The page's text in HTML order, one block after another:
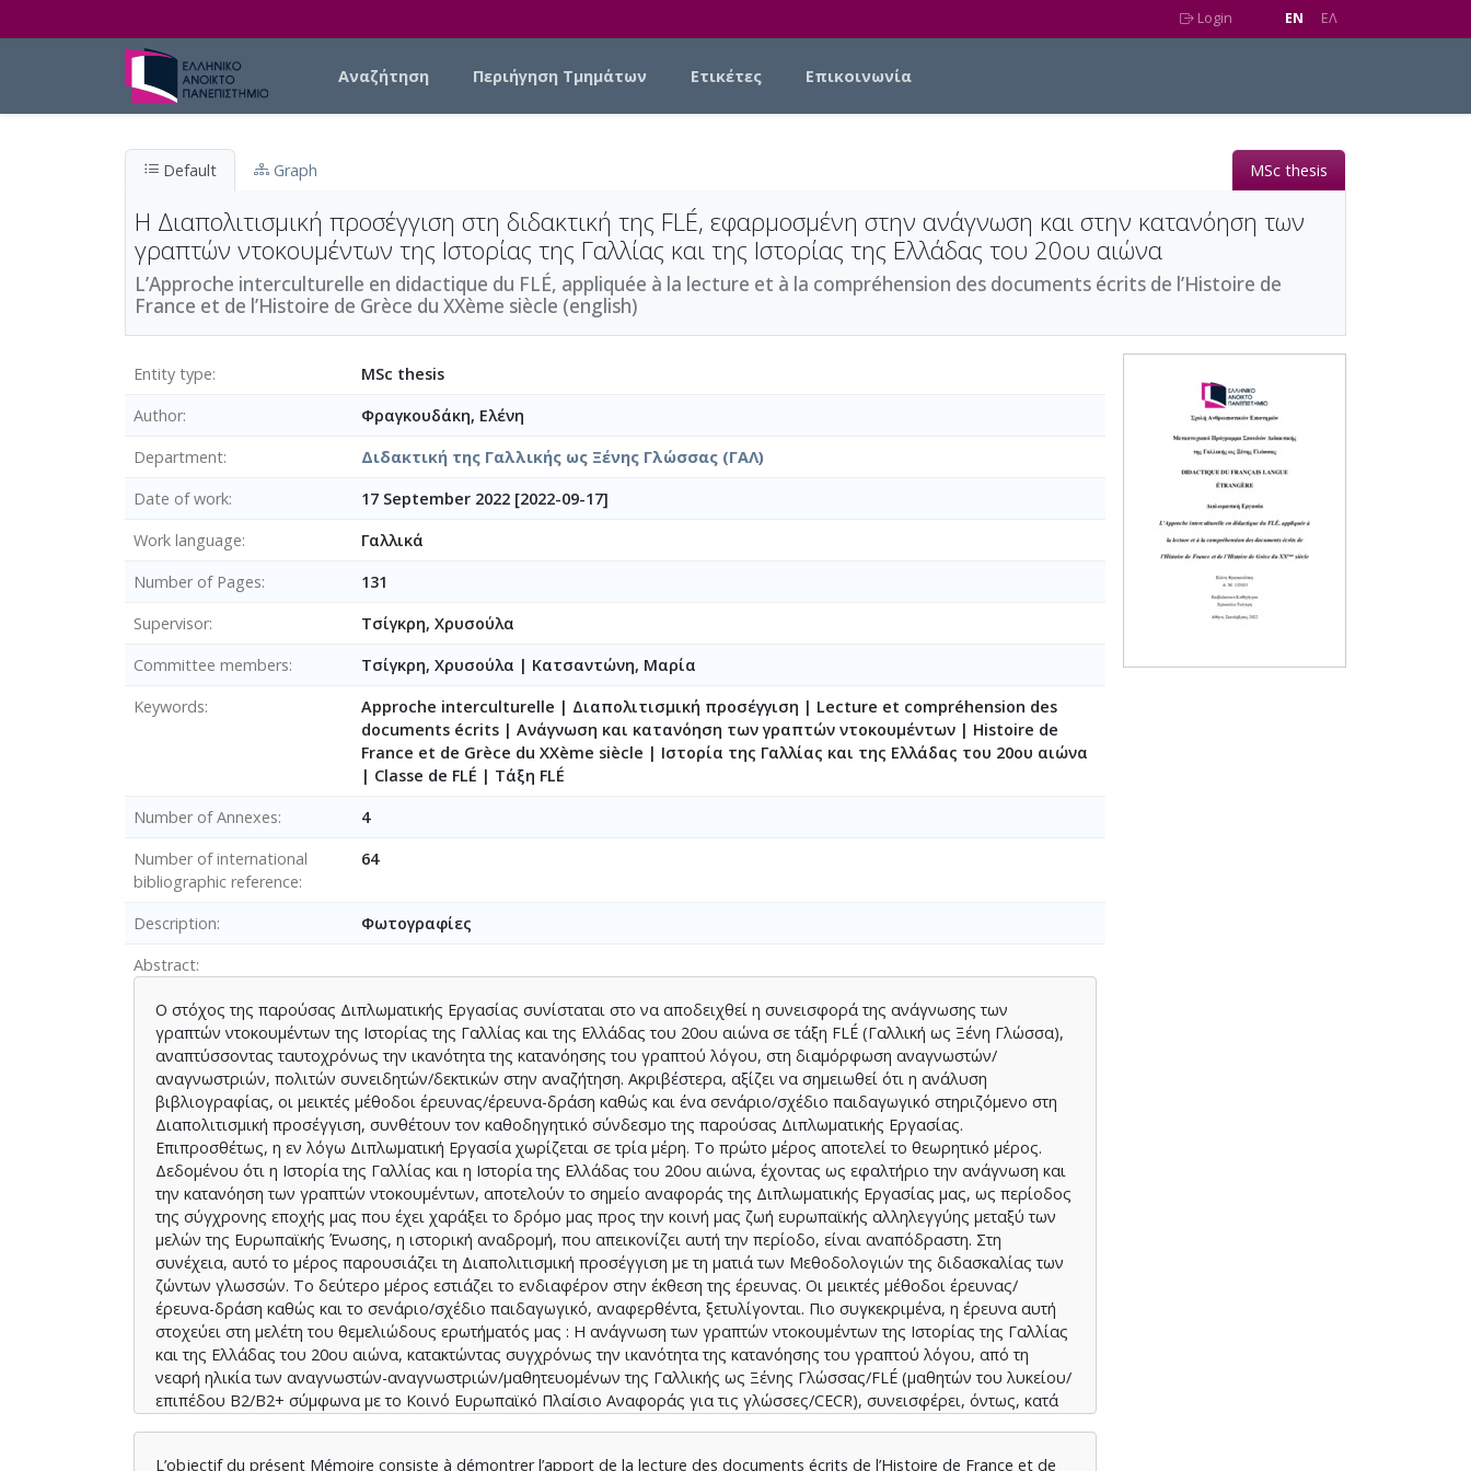
Login EN EΛ
Αναζήτηση Περιήγηση Τμημάτων Ετικέτες Επικοινωνία
Default Graph MSc thesis
Η Διαπολιτισμική προσέγγιση στη διδακτική της FLÉ, εφαρμοσμένη στην ανάγνωση και στην κατανόηση των
γραπτών ντοκουμέντων της Ιστορίας της Γαλλίας και της Ιστορίας της Ελλάδας του 20ου αιώνα
L’Approche interculturelle en didactique du FLÉ, appliquée à la lecture et à la compréhension des documents écrits de l’Histoire de
France et de l’Histoire de Grèce du XXème siècle (english)
Entity type
MSc thesis
Author
Φραγκουδάκη, Ελένη
Department
Διδακτική της Γαλλικής ως Ξένης Γλώσσας (ΓΑΛ)
Date of work
17 September 2022 [2022-09-17]
Work language
Γαλλικά
Number of Pages
131
Supervisor
Τσίγκρη, Χρυσούλα
Committee members
Τσίγκρη, Χρυσούλα | Κατσαντώνη, Μαρία
Keywords
Approche interculturelle | Διαπολιτισμική προσέγγιση | Lecture et compréhension des
documents écrits | Ανάγνωση και κατανόηση των γραπτών ντοκουμέντων | Histoire de
France et de Grèce du XXème siècle | Ιστορία της Γαλλίας και της Ελλάδας του 20ου αιώνα
| Classe de FLÉ | Τάξη FLÉ
Number of Annexes
4
Number of international
bibliographic reference
64
Description
Φωτογραφίες
Abstract
Ο στόχος της παρούσας Διπλωματικής Εργασίας συνίσταται στο να αποδειχθεί η συνεισφορά της ανάγνωσης των
γραπτών ντοκουμέντων της Ιστορίας της Γαλλίας και της Ελλάδας του 20ου αιώνα σε τάξη FLÉ (Γαλλική ως Ξένη Γλώσσα),
αναπτύσσοντας ταυτοχρόνως την ικανότητα της κατανόησης του γραπτού λόγου, στη διαμόρφωση αναγνωστών/
αναγνωστριών, πολιτών συνειδητών/δεκτικών στην αναζήτηση. Ακριβέστερα, αξίζει να σημειωθεί ότι η ανάλυση
βιβλιογραφίας, οι μεικτές μέθοδοι έρευνας/έρευνα-δράση καθώς και ένα σενάριο/σχέδιο παιδαγωγικό στηριζόμενο στη
Διαπολιτισμική προσέγγιση, συνθέτουν τον καθοδηγητικό σύνδεσμο της παρούσας Διπλωματικής Εργασίας.
Επιπροσθέτως, η εν λόγω Διπλωματική Εργασία χωρίζεται σε τρία μέρη. Το πρώτο μέρος αποτελεί το θεωρητικό μέρος.
Δεδομένου ότι η Ιστορία της Γαλλίας και η Ιστορία της Ελλάδας του 20ου αιώνα, έχοντας ως εφαλτήριο την ανάγνωση και
την κατανόηση των γραπτών ντοκουμέντων, αποτελούν το σημείο αναφοράς της Διπλωματικής Εργασίας μας, ως περίοδος
της σύγχρονης εποχής μας που έχει χαράξει το δρόμο μας προς την κοινή μας ζωή ευρωπαϊκής αλληλεγγύης μεταξύ των
μελών της Ευρωπαϊκής Ένωσης, η ιστορική αναδρομή, που απεικονίζει αυτή την περίοδο, είναι αναπόδραστη. Στη
συνέχεια, αυτό το μέρος παρουσιάζει τη Διαπολιτισμική προσέγγιση με τη ματιά των Μεθοδολογιών της διδασκαλίας των
ζώντων γλωσσών. Το δεύτερο μέρος εστιάζει το ενδιαφέρον στην έκθεση της έρευνας. Οι μεικτές μέθοδοι έρευνας/
έρευνα-δράση καθώς και το σενάριο/σχέδιο παιδαγωγικό, αναφερθέντα, ξετυλίγονται. Πιο συγκεκριμένα, η έρευνα αυτή
στοχεύει στη μελέτη του θεμελιώδους ερωτήματός μας : Η ανάγνωση των γραπτών ντοκουμέντων της Ιστορίας της Γαλλίας
και της Ελλάδας του 20ου αιώνα, κατακτώντας συγχρόνως την ικανότητα της κατανόησης του γραπτού λόγου, από τη
νεαρή ηλικία των αναγνωστών-αναγνωστριών/μαθητευομένων της Γαλλικής ως Ξένης Γλώσσας/FLÉ (μαθητών του λυκείου/
επιπέδου B2/B2+ σύμφωνα με το Κοινό Ευρωπαϊκό Πλαίσιο Αναφοράς για τις γλώσσες/CECR), συνεισφέρει, όντως, κατά
L’objectif du présent Mémoire consiste à démontrer l’apport de la lecture des documents écrits de l’Histoire de France et de